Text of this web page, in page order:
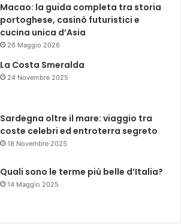
Macao: la guida completa tra storia
portoghese, casinò futuristici e
cucina unica d’Asia
26 Maggio 2026
La Costa Smeralda
24 Novembre 2025
Sardegna oltre il mare: viaggio tra
coste celebri ed entroterra segreto
18 Novembre 2025
Quali sono le terme più belle d’Italia?
14 Maggio 2025